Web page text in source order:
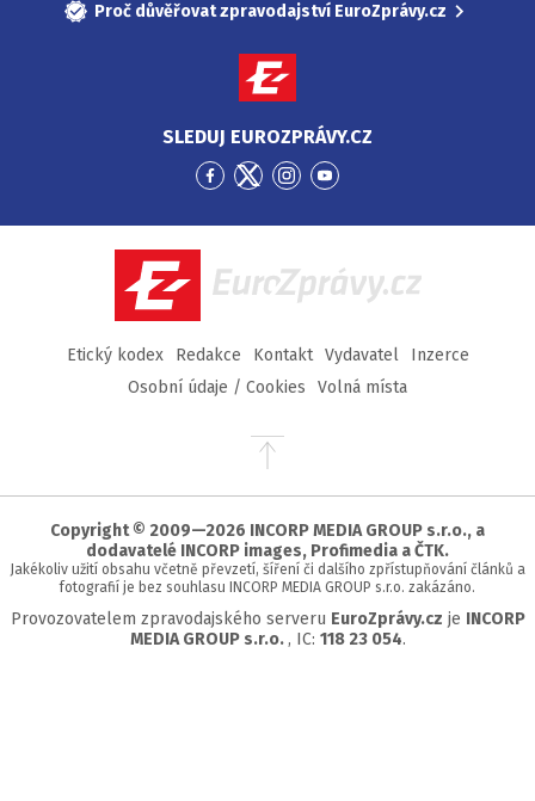
Proč důvěřovat zpravodajství EuroZprávy.cz
SLEDUJ EUROZPRÁVY.CZ
Přejít
Facebook
Přejít
Twitter
Přejít
Instagram
Přejít
YouTube
EuroZprávy.cz
Etický kodex Redakce Kontakt Vydavatel
Inzerce
Osobní údaje / Cookies
Volná místa
Přejít
stránky
Copyright © 2009—2026 INCORP MEDIA GROUP s.r.o., a
dodavatelé INCORP images, Profimedia a ČTK.
Jakékoliv užití obsahu včetně převzetí, šíření či dalšího zpřístupňování článků a
fotografií je bez souhlasu INCORP MEDIA GROUP s.r.o. zakázáno.
Provozovatelem zpravodajského serveru EuroZprávy.cz je INCORP
MEDIA GROUP s.r.o. , IC: 118 23 054.